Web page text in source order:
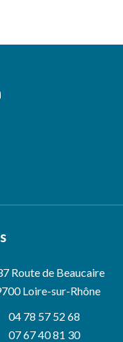
Route de Beaucaire
Loire-sur-Rhône
04 78 57 52 68
07 67 40 81 30